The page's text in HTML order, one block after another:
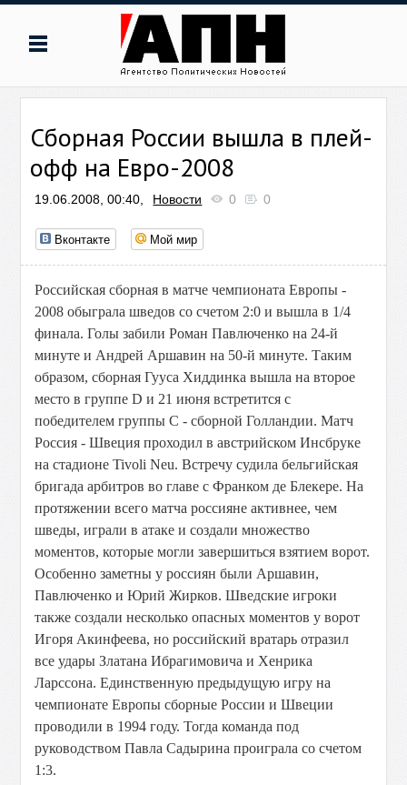
Сборная России вышла в плей-
офф на Евро-2008
19.06.2008, 00:40, Новости 0 0
Вконтакте Мой мир
Российская сборная в матче чемпионата Европы -
2008 обыграла шведов со счетом 2:0 и вышла в 1/4
финала. Голы забили Роман Павлюченко на 24-й
минуте и Андрей Аршавин на 50-й минуте. Таким
образом, сборная Гууса Хиддинка вышла на второе
место в группе D и 21 июня встретится с
победителем группы C - сборной Голландии. Матч
Россия - Швеция проходил в австрийском Инсбруке
на стадионе Tivoli Neu. Встречу судила бельгийская
бригада арбитров во главе с Франком де Блекере. На
протяжении всего матча россияне активнее, чем
шведы, играли в атаке и создали множество
моментов, которые могли завершиться взятием ворот.
Особенно заметны у россиян были Аршавин,
Павлюченко и Юрий Жирков. Шведские игроки
также создали несколько опасных моментов у ворот
Игоря Акинфеева, но российский вратарь отразил
все удары Златана Ибрагимовича и Хенрика
Ларссона. Единственную предыдущую игру на
чемпионате Европы сборные России и Швеции
проводили в 1994 году. Тогда команда под
руководством Павла Садырина проиграла со счетом
1:3.